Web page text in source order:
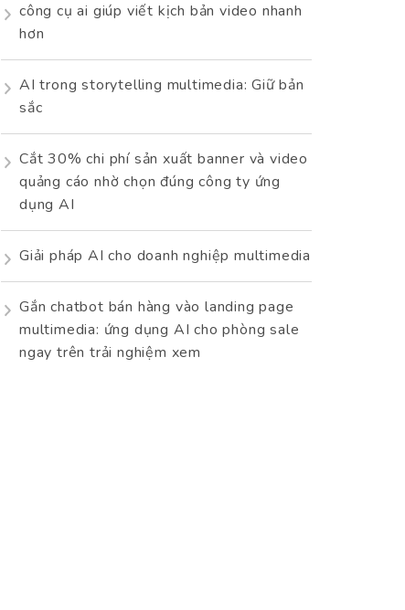
công cụ ai giúp viết kịch bản video nhanh
hơn
AI trong storytelling multimedia: Giữ bản
sắc
Cắt 30% chi phí sản xuất banner và video
quảng cáo nhờ chọn đúng công ty ứng
dụng AI
Giải pháp AI cho doanh nghiệp multimedia
Gắn chatbot bán hàng vào landing page
multimedia: ứng dụng AI cho phòng sale
ngay trên trải nghiệm xem